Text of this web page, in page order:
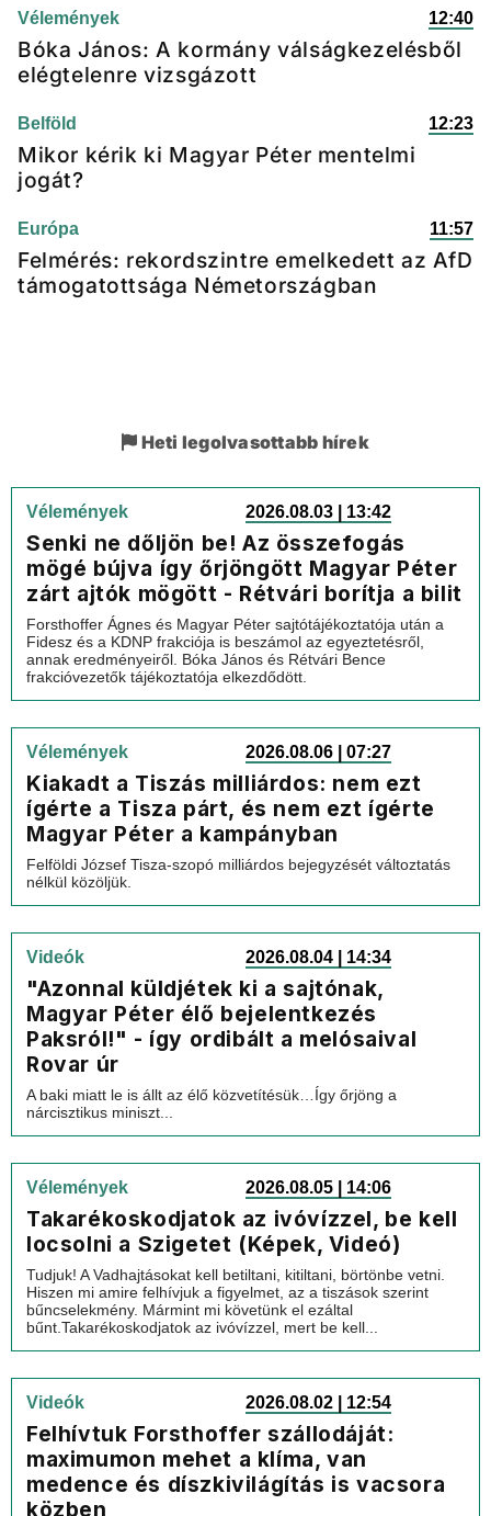
Vélemények 12:40
Bóka János: A kormány válságkezelésből
elégtelenre vizsgázott
Belföld 12:23
Mikor kérik ki Magyar Péter mentelmi
jogát?
Európa 11:57
Felmérés: rekordszintre emelkedett az AfD
támogatottsága Németországban
Heti legolvasottabb hírek
Vélemények 2026.08.03 | 13:42
Senki ne dőljön be! Az összefogás
mögé bújva így őrjöngött Magyar Péter
zárt ajtók mögött - Rétvári borítja a bilit
Forsthoffer Ágnes és Magyar Péter sajtótájékoztatója után a
Fidesz és a KDNP frakciója is beszámol az egyeztetésről,
annak eredményeiről. Bóka János és Rétvári Bence
frakcióvezetők tájékoztatója elkezdődött.
Vélemények 2026.08.06 | 07:27
Kiakadt a Tiszás milliárdos: nem ezt
ígérte a Tisza párt, és nem ezt ígérte
Magyar Péter a kampányban
Felföldi József Tisza-szopó milliárdos bejegyzését változtatás
nélkül közöljük.
Videók 2026.08.04 | 14:34
"Azonnal küldjétek ki a sajtónak,
Magyar Péter élő bejelentkezés
Paksról!" - így ordibált a melósaival
Rovar úr
A baki miatt le is állt az élő közvetítésük…Így őrjöng a
nárcisztikus miniszt...
Vélemények 2026.08.05 | 14:06
Takarékoskodjatok az ivóvízzel, be kell
locsolni a Szigetet (Képek, Videó)
Tudjuk! A Vadhajtásokat kell betiltani, kitiltani, börtönbe vetni.
Hiszen mi amire felhívjuk a figyelmet, az a tiszások szerint
bűncselekmény. Mármint mi követünk el ezáltal
bűnt.Takarékoskodjatok az ivóvízzel, mert be kell...
Videók 2026.08.02 | 12:54
Felhívtuk Forsthoffer szállodáját:
maximumon mehet a klíma, van
medence és díszkivilágítás is vacsora
közben